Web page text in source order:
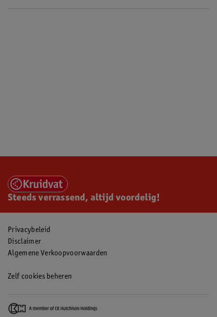
Steeds verrassend, altijd voordelig!
Privacybeleid
Disclaimer
Algemene Verkoopvoorwaarden
Zelf cookies beheren